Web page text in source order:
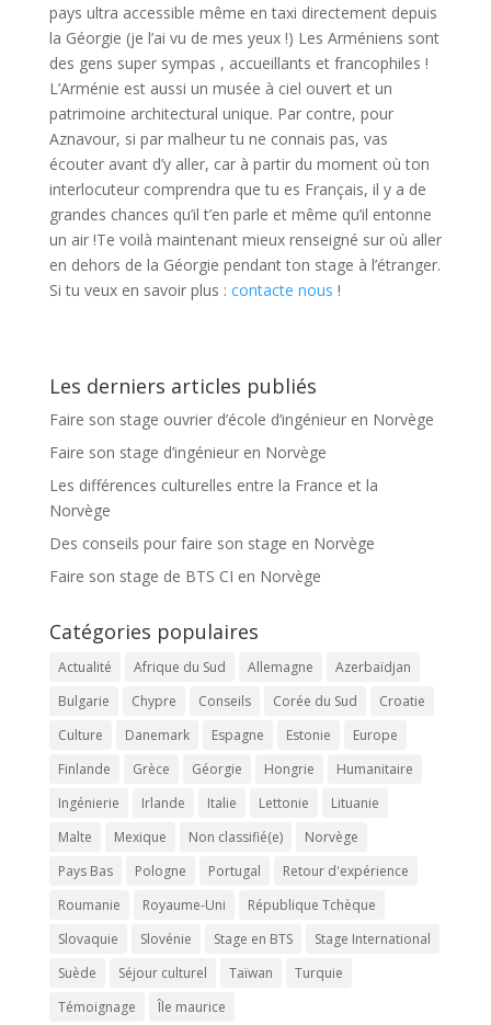
pays ultra accessible même en taxi directement depuis
la Géorgie (je l’ai vu de mes yeux !) Les Arméniens sont
des gens super sympas , accueillants et francophiles !
L’Arménie est aussi un musée à ciel ouvert et un
patrimoine architectural unique. Par contre, pour
Aznavour, si par malheur tu ne connais pas, vas
écouter avant d’y aller, car à partir du moment où ton
interlocuteur comprendra que tu es Français, il y a de
grandes chances qu’il t’en parle et même qu’il entonne
un air !Te voilà maintenant mieux renseigné sur où aller
en dehors de la Géorgie pendant ton stage à l’étranger.
Si tu veux en savoir plus : contacte nous !
Les derniers articles publiés
Faire son stage ouvrier d’école d’ingénieur en Norvège
Faire son stage d’ingénieur en Norvège
Les différences culturelles entre la France et la
Norvège
Des conseils pour faire son stage en Norvège
Faire son stage de BTS CI en Norvège
Catégories populaires
Actualité Afrique du Sud Allemagne
Azerbaïdjan
Bulgarie
Chypre Conseils Corée du Sud
Croatie
Culture
Danemark Espagne Estonie
Europe
Finlande
Grèce Géorgie Hongrie
Humanitaire
Ingénierie
Irlande Italie Lettonie
Lituanie
Malte
Mexique Non classifié(e)
Norvège
Pays Bas
Pologne Portugal
Retour d'expérience
Roumanie
Royaume-Uni
République Tchèque
Slovaquie
Slovénie Stage en BTS
Stage International
Suède
Séjour culturel Taïwan
Turquie
Témoignage
Île maurice